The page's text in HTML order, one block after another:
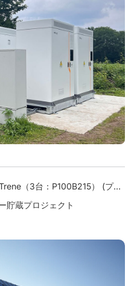
（3台：P100B215） (プロ
貯蔵プロジェクト